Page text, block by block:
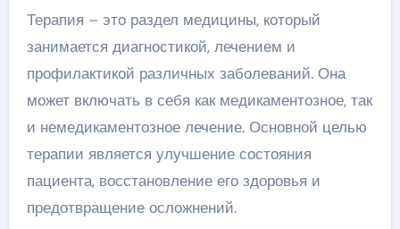
Терапия – это раздел медицины, который
занимается диагностикой, лечением и
профилактикой различных заболеваний. Она
может включать в себя как медикаментозное, так
и немедикаментозное лечение. Основной целью
терапии является улучшение состояния
пациента, восстановление его здоровья и
предотвращение осложнений.